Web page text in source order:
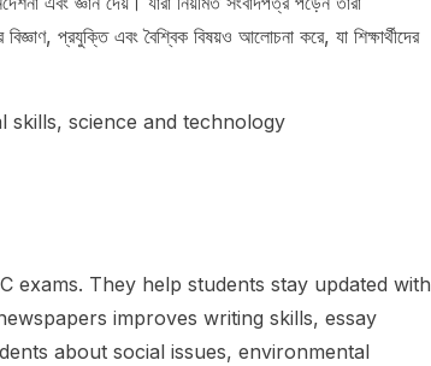
প্রযুক্তি এবং বৈশ্বিক বিষয়ও আলোচনা করে, যা শিক্ষার্থীদের
skills, science and technology
exams. They help students stay updated with
improves writing skills, essay
about social issues, environmental